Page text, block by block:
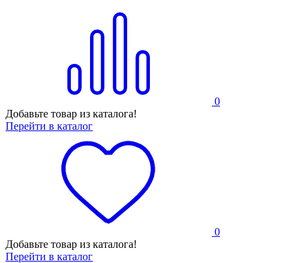
0
Добавьте товар из каталога!
Перейти в каталог
0
Добавьте товар из каталога!
Перейти в каталог